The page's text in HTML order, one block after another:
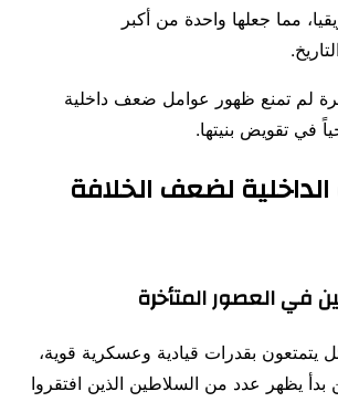
مما جعلها واحدة من أكبر
لم تمنع ظهور عوامل ضعف داخلية
في تقويض بنيتها.
الداخلية لضعف الخلافة
يتمتعون بقدرات قيادية وعسكرية قوية،
يظهر عدد من السلاطين الذين افتقروا